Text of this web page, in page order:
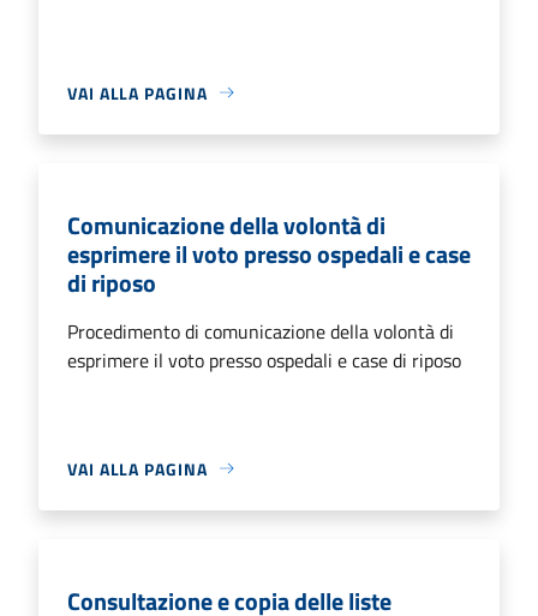
VAI ALLA PAGINA
Comunicazione della volontà di
esprimere il voto presso ospedali e case
di riposo
Procedimento di comunicazione della volontà di
esprimere il voto presso ospedali e case di riposo
VAI ALLA PAGINA
Consultazione e copia delle liste